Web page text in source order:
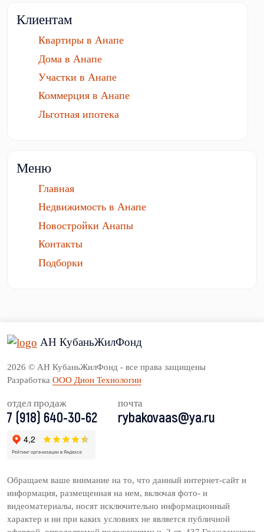
Клиентам
Квартиры в Анапе
Дома в Анапе
Участки в Анапе
Коммерция в Анапе
Льготная ипотека
Меню
Главная
Недвижимость в Анапе
Новостройки Анапы
Контакты
Подборки
АН КубаньЖилФонд
2026 © АН КубаньЖилФонд - все права защищены
Разработка ООО Дион Технологии
отдел продаж
7 (918) 640-30-62
почта
rybakovaas@ya.ru
Обращаем ваше внимание на то, что данный интернет-сайт и
информация, размещенная на нем, включая фото- и
видеоматериалы, носят исключительно информационный
характер и ни при каких условиях не является публичной